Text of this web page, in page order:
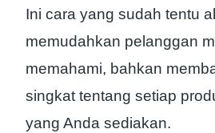
Ini cara yang sudah tentu
memudahkan pelanggan
memahami, bahkan
singkat tentang setiap
yang Anda sediakan.